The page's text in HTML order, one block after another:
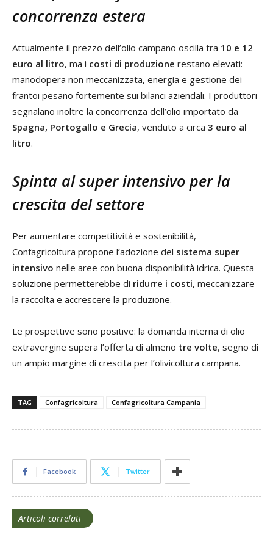
concorrenza estera
Attualmente il prezzo dell’olio campano oscilla tra 10 e 12
euro al litro, ma i costi di produzione restano elevati:
manodopera non meccanizzata, energia e gestione dei
frantoi pesano fortemente sui bilanci aziendali. I produttori
segnalano inoltre la concorrenza dell’olio importato da
Spagna, Portogallo e Grecia, venduto a circa 3 euro al
litro.
Spinta al super intensivo per la
crescita del settore
Per aumentare competitività e sostenibilità,
Confagricoltura propone l’adozione del sistema super
intensivo nelle aree con buona disponibilità idrica. Questa
soluzione permetterebbe di ridurre i costi, meccanizzare
la raccolta e accrescere la produzione.
Le prospettive sono positive: la domanda interna di olio
extravergine supera l’offerta di almeno tre volte, segno di
un ampio margine di crescita per l’olivicoltura campana.
TAG Confagricoltura Confagricoltura Campania
Facebook Twitter
Articoli correlati